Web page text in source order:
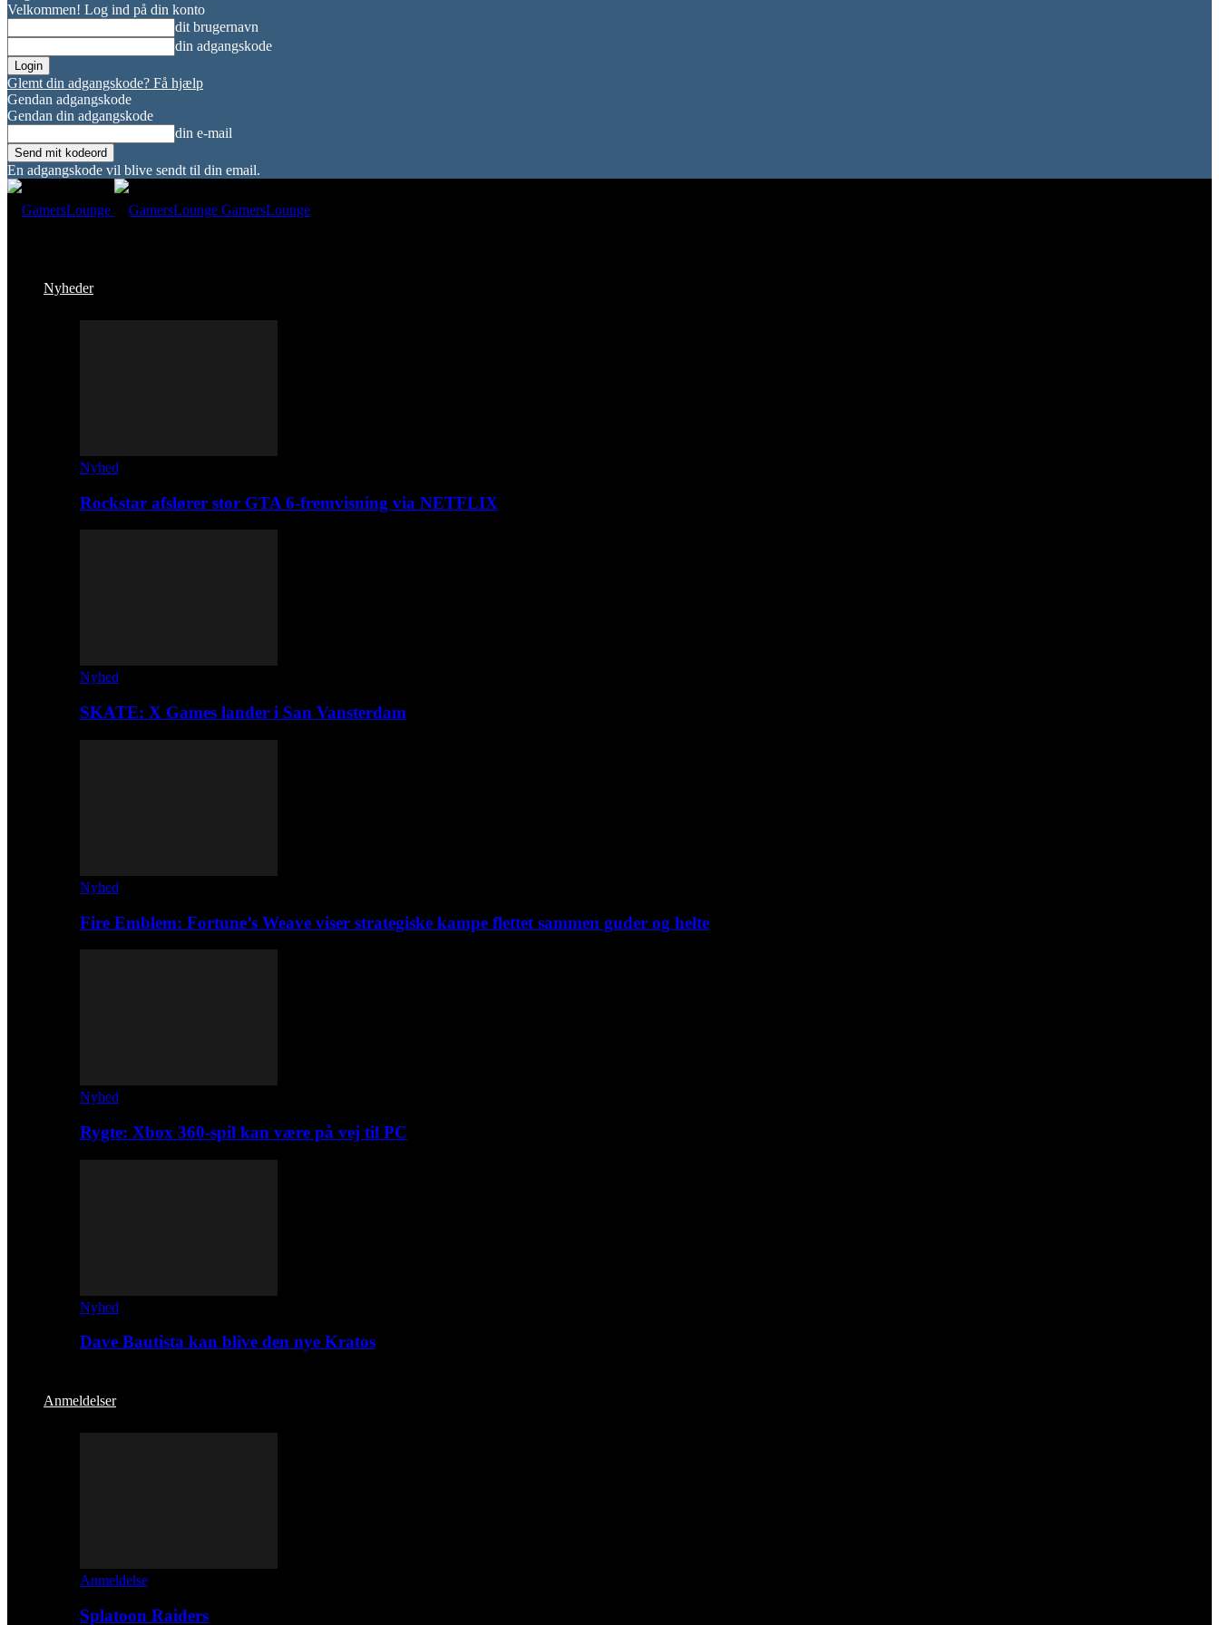
Velkommen! Log ind på din konto
dit brugernavn
din adgangskode
Glemt din adgangskode? Få hjælp
Gendan adgangskode
Gendan din adgangskode
din e-mail
En adgangskode vil blive sendt til din email.
GamersLounge
Nyheder
Nyhed
Rockstar afslører stor GTA 6-fremvisning via NETFLIX
Nyhed
SKATE: X Games lander i San Vansterdam
Nyhed
Fire Emblem: Fortune’s Weave viser strategiske kampe flettet sammen guder og helte
Nyhed
Rygte: Xbox 360-spil kan være på vej til PC
Nyhed
Dave Bautista kan blive den nye Kratos
Anmeldelser
Anmeldelse
Splatoon Raiders